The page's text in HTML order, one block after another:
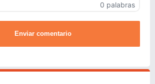
0 palabras
Enviar comentario